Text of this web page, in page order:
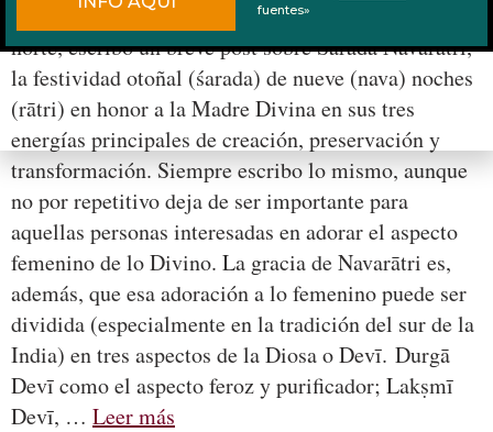
Cada año, con la llegada del otoño en el hemisferio
norte, escribo un breve post sobre Śarada Navarātri,
la festividad otoñal (śarada) de nueve (nava) noches
(rātri) en honor a la Madre Divina en sus tres
energías principales de creación, preservación y
transformación. Siempre escribo lo mismo, aunque
no por repetitivo deja de ser importante para
aquellas personas interesadas en adorar el aspecto
femenino de lo Divino. La gracia de Navarātri es,
además, que esa adoración a lo femenino puede ser
dividida (especialmente en la tradición del sur de la
India) en tres aspectos de la Diosa o Devī. Durgā
Devī como el aspecto feroz y purificador; Lakṣmī
Devī, … Leer más
fuentes»